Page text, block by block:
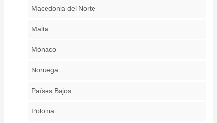
Macedonia del Norte
Malta
Mónaco
Noruega
Países Bajos
Polonia